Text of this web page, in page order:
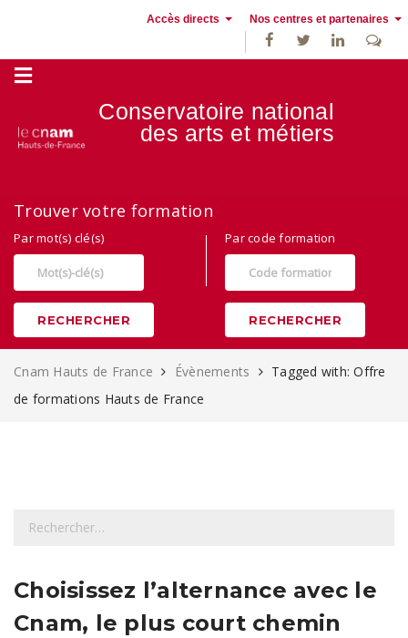
Accès directs Nos centres et partenaires
France
Conservatoire national
des arts et métiers
Trouver votre formation
Par mot(s) clé(s)
RECHERCHER
Par code formation
RECHERCHER
Cnam Hauts de France Évènements
Tagged with: Offre
de formations Hauts de France
h
r
Choisissez l’alternance avec le
Cnam, le plus court chemin